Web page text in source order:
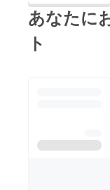
るキャ
(^^)/ 今
クを作
あなたに
ト